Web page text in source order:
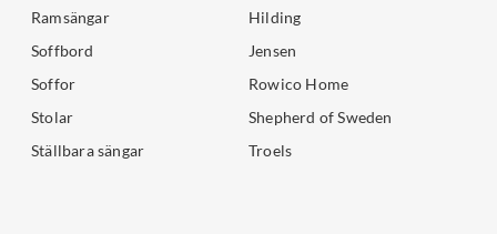
Ramsängar
Soffbord
Soffor
Stolar
Ställbara sängar
Hilding
Jensen
Rowico Home
Shepherd of Sweden
Troels